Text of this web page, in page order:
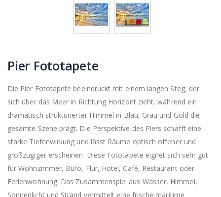
Pier Fototapete
Die Pier Fototapete beeindruckt mit einem langen Steg, der
sich über das Meer in Richtung Horizont zieht, während ein
dramatisch strukturierter Himmel in Blau, Grau und Gold die
gesamte Szene prägt. Die Perspektive des Piers schafft eine
starke Tiefenwirkung und lässt Räume optisch offener und
großzügiger erscheinen. Diese Fototapete eignet sich sehr gut
für Wohnzimmer, Büro, Flur, Hotel, Café, Restaurant oder
Ferienwohnung. Das Zusammenspiel aus Wasser, Himmel,
Sonnenlicht und Strand vermittelt eine frische maritime